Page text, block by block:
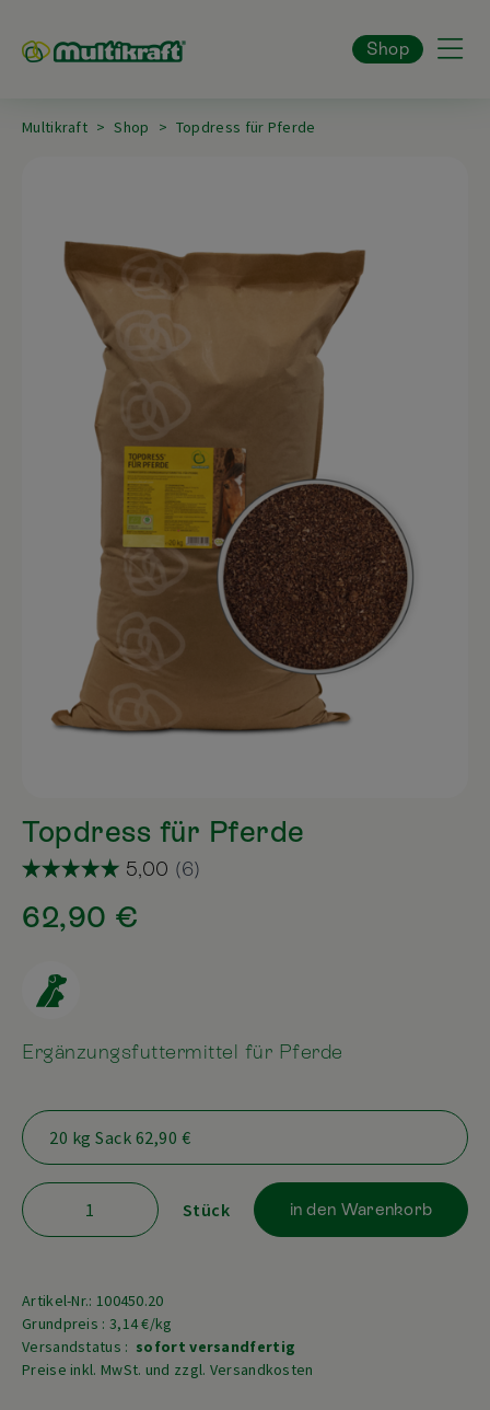
Shop
Multikraft Shop Topdress für Pferde
Topdress für Pferde
Ergänzungsfuttermittel für Pferde
62,90 €
Stück in den Warenkorb
Artikel-Nr.: 100450.20
Grundpreis : 3,14 €/kg
Versandstatus : sofort versandfertig
Preise inkl. MwSt. und zzgl. Versandkosten